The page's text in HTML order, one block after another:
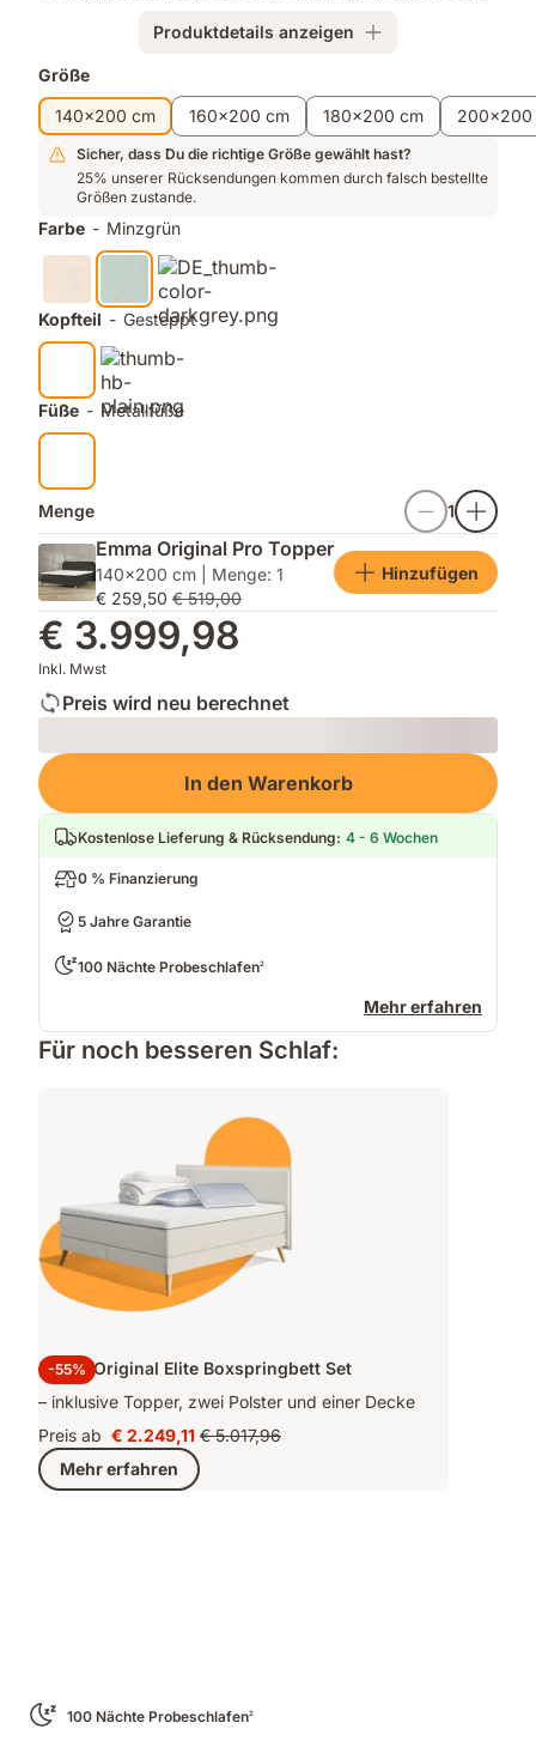
vier
Wänden
–
Platz
Qualität
Herstellermarken¹
Detail:
wasserabweisende
Bezüge
und
zusätzlicher
Lattenrost
Temperatur
für
einen
angenehmen
Schlaf
Produktdetails anzeigen
Zusatzprodukte
Größe
140x200 cm
160x200 cm 180x200 cm 200x200
Sicher, dass Du die richtige Größe gewählt hast?
25% unserer Rücksendungen kommen durch falsch bestellte
Größen zustande.
Farbe - Minzgrün
Kopfteil - Gesteppt
Füße - Metallfüße
Menge 1
Emma Original Pro Topper
140x200 cm | Menge: 1
€ 259,50 € 519,00
Hinzufügen
€ 3.999,98
Inkl. Mwst
Preis wird neu berechnet
Loading
In den Warenkorb
Kostenlose Lieferung & Rücksendung: 4 - 6 Wochen
0 % Finanzierung
5 Jahre Garantie
100 Nächte Probeschlafen2
Mehr erfahren
Für noch besseren Schlaf:
-55%
Emma Original Elite Boxspringbett Set
– inklusive Topper, zwei Polster und einer Decke
Preis ab Preis
€ 2.249,11
€ 2.249,11 Ursprünglicher
Preis
€ 5.017,96
Mehr erfahren
100 Nächte Probeschlafen2